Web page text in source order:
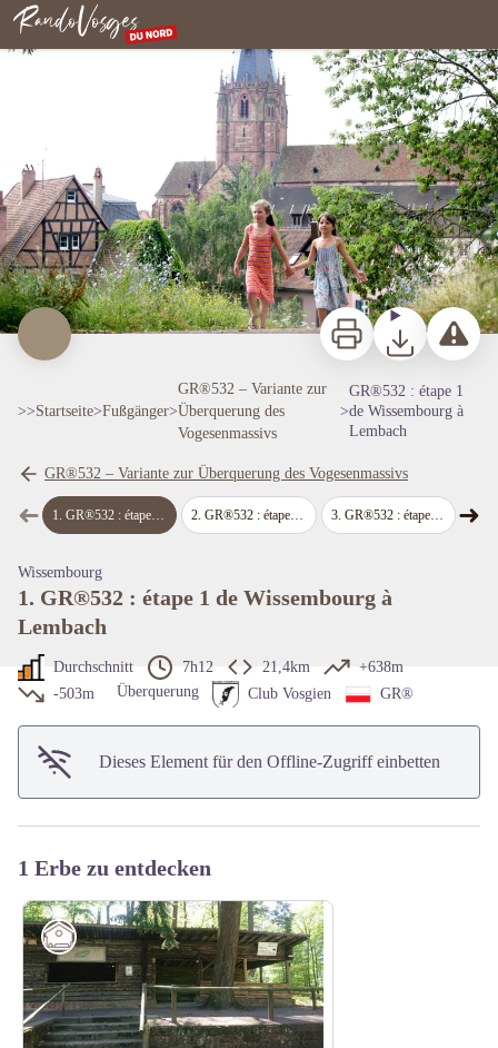
Nordvogesen
GR®532 : étape 1 de Wissembourg à Lembach
Wissembourg - Adean Orea
View picture in full screen
Zu druckenHerunterladen
Ein
>>Startseite>Fußgänger>
GR®532 – Variante zur
Überquerung des
Vogesenmassivs
>
GR®532 : étape 1
de Wissembourg à
Lembach
GR®532 – Variante zur Überquerung des Vogesenmassivs
➜map.drawer.prev
1. GR®532 : étape 1 de Wissembourg à Lembach 2.GR®532 : étape 2 de Lembach à Obersteinbach 3. GR®532 : étape 3 d'Obersteinbach à l'Etang de Hanau 4.
➜
Wissembourg
1. GR®532 : étape 1 de Wissembourg à
Lembach
Durchschnitt 7h12 21,4km
+638m
-503m
Überquerung Club Vosgien GR®
Dieses Element für den Offline-Zugriff einbetten
1 Erbe zu entdecken
Schutz-Schutzhütten